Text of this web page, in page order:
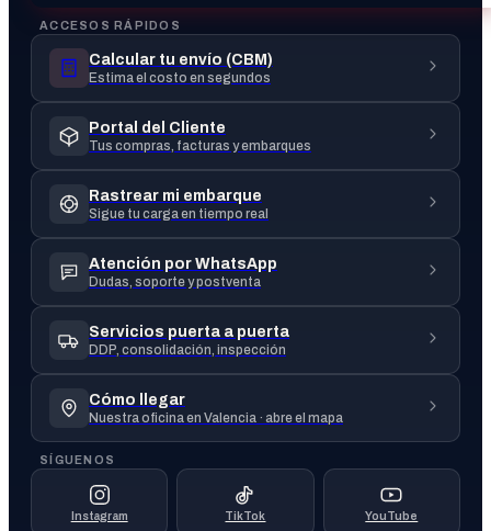
ACCESOS RÁPIDOS
Calcular tu envío (CBM)
Estima el costo en segundos
Portal del Cliente
Tus compras, facturas y embarques
Rastrear mi embarque
Sigue tu carga en tiempo real
Atención por WhatsApp
Dudas, soporte y postventa
Servicios puerta a puerta
DDP, consolidación, inspección
Cómo llegar
Nuestra oficina en Valencia · abre el mapa
SÍGUENOS
Instagram TikTok YouTube